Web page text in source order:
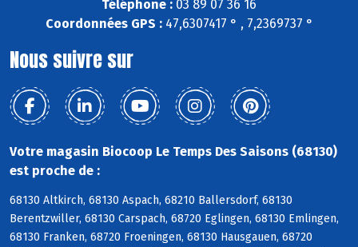
Téléphone : 03 89 07 36 16
Coordonnées GPS :47,6307417 ° , 7,2369737 °
Nous suivre sur
Votre magasin Biocoop Le Temps Des Saisons (68130)
est proche de :
68130 Altkirch, 68130 Aspach, 68210 Ballersdorf, 68130
Berentzwiller, 68130 Carspach, 68720 Eglingen, 68130 Emlingen,
68130 Franken, 68720 Froeningen, 68130 Hausgauen, 68720